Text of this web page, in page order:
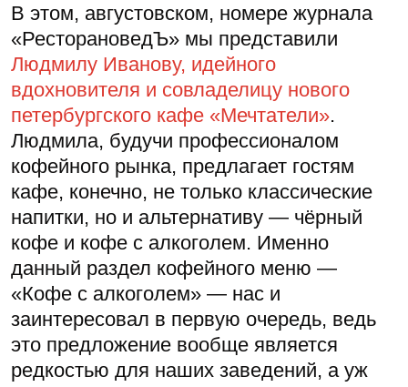
В этом, августовском, номере журнала
«РесторановедЪ» мы представили
Людмилу Иванову, идейного
вдохновителя и совладелицу нового
петербургского кафе «Мечтатели».
Людмила, будучи профессионалом
кофейного рынка, предлагает гостям
кафе, конечно, не только классические
напитки, но и альтернативу — чёрный
кофе и кофе с алкоголем. Именно
данный раздел кофейного меню —
«Кофе с алкоголем» — нас и
заинтересовал в первую очередь, ведь
это предложение вообще является
редкостью для наших заведений, а уж